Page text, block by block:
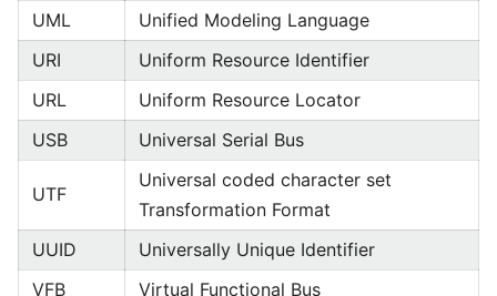
UML
Unified Modeling Language
URI
Uniform Resource Identifier
URL
Uniform Resource Locator
USB
Universal Serial Bus
UTF
Universal coded character set
Transformation Format
UUID
Universally Unique Identifier
VFB
Virtual Functional Bus